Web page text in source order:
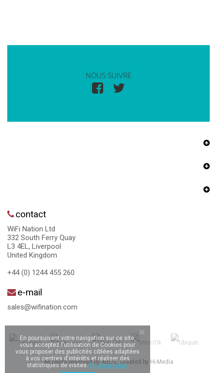
NOUS SUIVRE
contact
WiFi Nation Ltd
332 South Ferry Quay
L3 4EL, Liverpool
United Kingdom
+44 (0) 1244 455 260
e-mail
sales@wifination.com
All rights reserved by 4GLTE. Created by Hi-Media
En poursuivant votre navigation sur ce site,
vous acceptez l'utilisation de Cookies pour
vous proposer des publicités ciblées adaptées
à vos centres d'intérêts et réaliser des
statistiques de visites.En savoir plus.